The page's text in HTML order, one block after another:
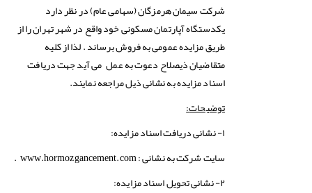
شرکت سیمان هرمزگان (سهامی عام) در نظر دارد
یکدستگاه آپارتمان مسکونی خود واقع در شهر تهران را از
طریق مزایده عمومی به فروش برساند . لذا از کلیه
متقاضیان ذیصلاح دعوت به عمل می آید جهت دریافت
اسناد مزایده به نشانی ذیل مراجعه نمایند.
توضیحات:
۱- نشانی دریافت اسناد مزایده:
سایت شرکت به نشانی : www.hormozgancement.com
.
۲- نشانی تحویل اسناد مزایده: